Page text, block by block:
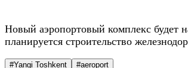
Новый аэропортовый комплекс
планируется строительство
#Yangi Toshkent #aeroport